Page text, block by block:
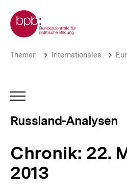
zum
Seiteninhalt
springen
Zur Startseite der bpb
Chronik:
Juni
2013
Russland-
bpb.de
Brotkrümelnavigation
Themen Internationales
INHALTSNAVIGATION
Russland-Analysen
Chronik: 22.
2013